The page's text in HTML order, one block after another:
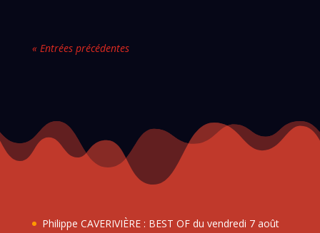
« Entrées précédentes
Philippe CAVERIVIÈRE : BEST OF du vendredi 7 août